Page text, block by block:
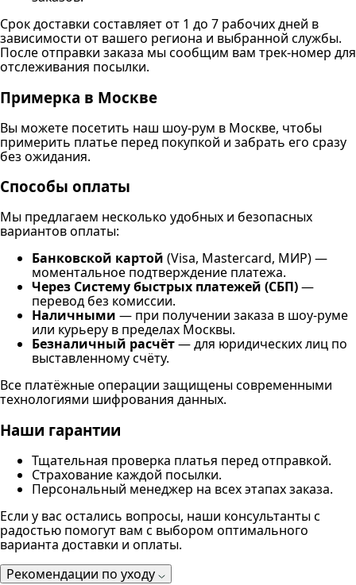
Срок доставки составляет от 1 до 7 рабочих дней в
зависимости от вашего региона и выбранной службы.
После отправки заказа мы сообщим вам трек-номер для
отслеживания посылки.
Примерка в Москве
Вы можете посетить наш шоу-рум в Москве, чтобы
примерить платье перед покупкой и забрать его сразу
без ожидания.
Способы оплаты
Мы предлагаем несколько удобных и безопасных
вариантов оплаты:
Банковской картой (Visa, Mastercard, МИР) —
моментальное подтверждение платежа.
Через Систему быстрых платежей (СБП)—
перевод без комиссии.
Наличными — при получении заказа в шоу-руме
или курьеру в пределах Москвы.
Безналичный расчёт— для юридических лиц по
выставленному счёту.
Все платёжные операции защищены современными
технологиями шифрования данных.
Наши гарантии
Тщательная проверка платья перед отправкой.
Страхование каждой посылки.
Персональный менеджер на всех этапах заказа.
Если у вас остались вопросы, наши консультанты с
радостью помогут вам с выбором оптимального
варианта доставки и оплаты.
Рекомендации по уходу